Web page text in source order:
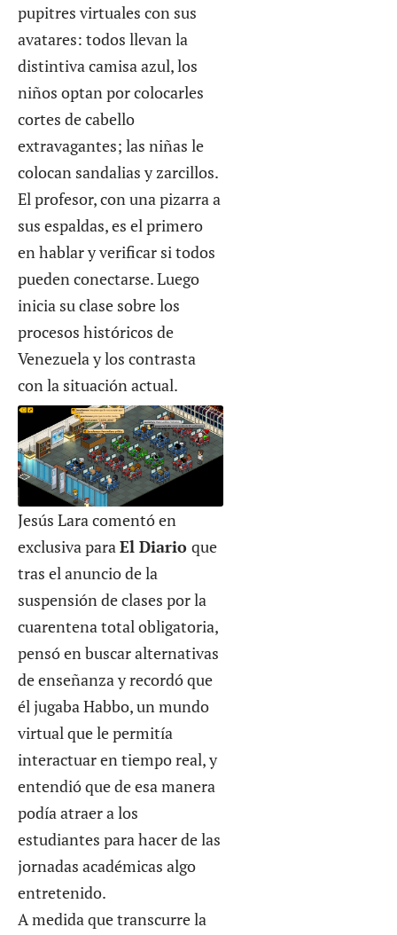
pupitres virtuales con sus
avatares: todos llevan la
distintiva camisa azul, los
niños optan por colocarles
cortes de cabello
extravagantes; las niñas le
colocan sandalias y zarcillos.
El profesor, con una pizarra a
sus espaldas, es el primero
en hablar y verificar si todos
pueden conectarse. Luego
inicia su clase sobre los
procesos históricos de
Venezuela y los contrasta
con la situación actual.
Jesús Lara comentó en
exclusiva paraEl Diario que
tras el anuncio de la
suspensión de clases por la
cuarentena total obligatoria,
pensó en buscar alternativas
de enseñanza y recordó que
él jugaba Habbo, un mundo
virtual que le permitía
interactuar en tiempo real, y
entendió que de esa manera
podía atraer a los
estudiantes para hacer de las
jornadas académicas algo
entretenido.
A medida que transcurre la